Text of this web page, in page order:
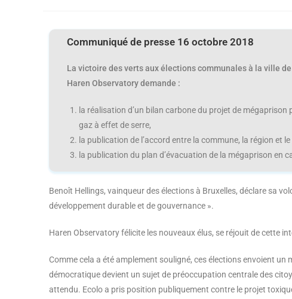
Communiqué de presse 16 octobre 2018
La victoire des verts aux élections communales à la ville
Haren Observatory demande :
la réalisation d’un bilan carbone du projet de
gaz à effet de serre,
la publication de l’accord entre la commune, la région et
la publication du plan d’évacuation de la mégaprison en
Benoît Hellings, vainqueur des élections à Bruxelles, déclare sa
développement durable et de gouvernance ».
Haren Observatory félicite les nouveaux élus, se réjouit de cette
Comme cela a été amplement souligné, ces élections envoient
démocratique devient un sujet de préoccupation centrale des
attendu. Ecolo a pris position publiquement contre le projet